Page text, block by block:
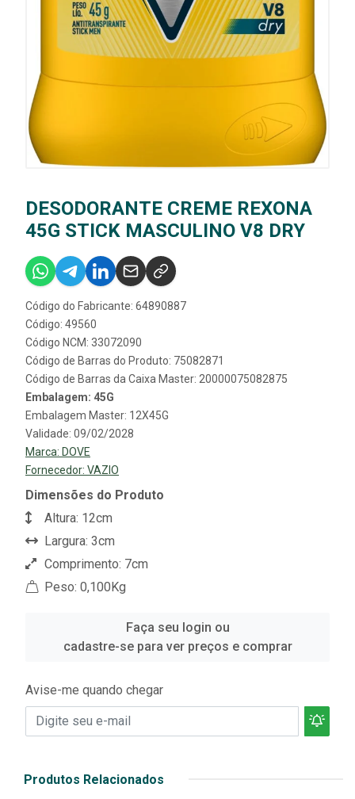
DESODORANTE CREME REXONA
45G STICK MASCULINO V8 DRY
Código do Fabricante: 64890887
Código: 49560
Código NCM: 33072090
Código de Barras do Produto: 75082871
Código de Barras da Caixa Master: 20000075082875
Embalagem: 45G
Embalagem Master: 12X45G
Validade: 09/02/2028
Marca: DOVE
Fornecedor: VAZIO
Dimensões do Produto
Altura: 12cm
Largura: 3cm
Comprimento: 7cm
Peso: 0,100Kg
Faça seu login ou
cadastre-se para ver preços e comprar
Avise-me quando chegar
Produtos Relacionados